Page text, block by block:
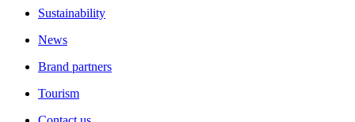
Sustainability
News
Brand partners
Tourism